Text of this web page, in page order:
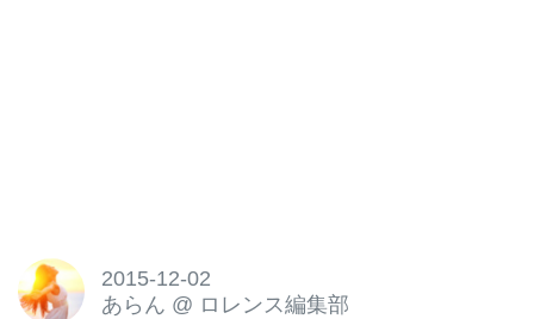
2015-12-02
あらん @ ロレンス編集部